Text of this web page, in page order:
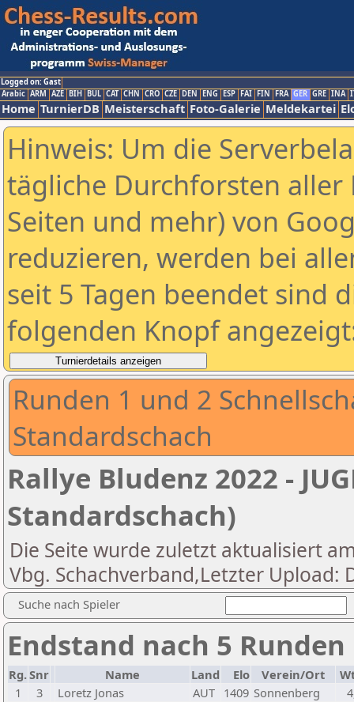
Logged on: Gast
Arabic ARM AZE BIH BUL CAT CHN CRO CZE DEN ENG ESP FAI FIN FRA GER GRE INA
Home TurnierDB Meisterschaft Foto-Galerie Meldekartei
Hinweis: Um die
tägliche Durchforsten aller
Seiten und mehr) von
reduzieren, werden bei
seit 5 Tagen beendet sind
folgenden Knopf
Runden 1 und 2
Standardschach
Rallye Bludenz 2022 -
Standardschach)
Die Seite wurde zuletzt aktualisiert
Vbg. Schachverband,Letzter Upload:
Suche nach Spieler
Endstand nach 5 Runden
Rg.Snr Name Land Elo Verein/Ort
1
3 Loretz Jonas AUT 1409 Sonnenberg